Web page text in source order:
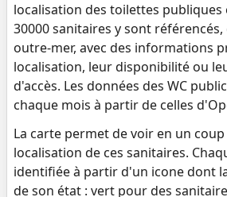
localisation des toilettes publiques
30000 sanitaires y sont
outre-mer, avec des informations
localisation, leur disponibilité ou
d'accès. Les données des WC
chaque mois à partir de celles
La carte permet de voir en un
localisation de ces sanitaires.
identifiée à partir d'un icone dont
de son état : vert pour des